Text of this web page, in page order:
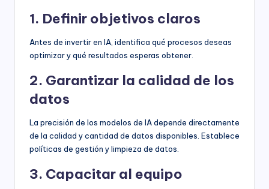
1. Definir objetivos claros
Antes de invertir en IA, identifica qué procesos deseas
optimizar y qué resultados esperas obtener.
2. Garantizar la calidad de los
datos
La precisión de los modelos de IA depende directamente
de la calidad y cantidad de datos disponibles. Establece
políticas de gestión y limpieza de datos.
3. Capacitar al equipo